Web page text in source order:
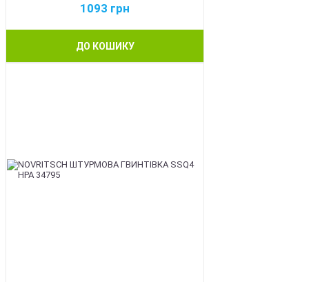
1093 грн
ДО КОШИКУ